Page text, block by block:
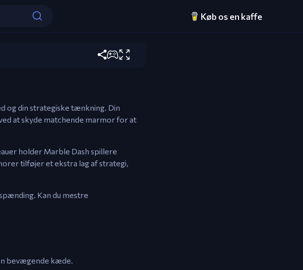
Køb os en kaffe
og din strategiske tænkning. Din
at skyde matchende marmor for at
holder Marble Dash spillere
tilføjer et ekstra lag af strategi,
Kan du mestre
bevægende kæde.